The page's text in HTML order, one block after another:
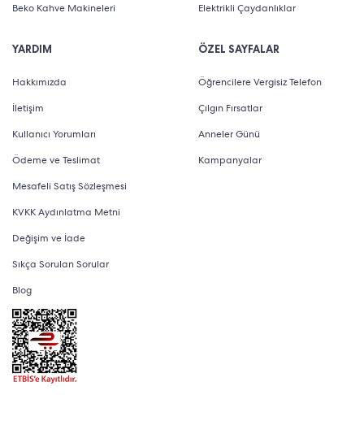
Beko Kahve Makineleri
YARDIM
Hakkımızda
İletişim
Kullanıcı Yorumları
Ödeme ve Teslimat
Mesafeli Satış Sözleşmesi
KVKK Aydınlatma Metni
Değişim ve İade
Sıkça Sorulan Sorular
Blog
Elektrikli Çaydanlıklar
ÖZEL SAYFALAR
Öğrencilere Vergisiz Telefon
Çılgın Fırsatlar
Anneler Günü
Kampanyalar